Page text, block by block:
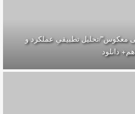
معکوس"/تحلیل تطبیقیِ عملکرد و
دانلود